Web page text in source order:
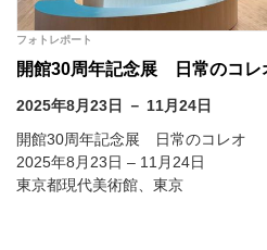
フォトレポート
開館30周年記念展 日常のコレ
2025年8月23日 － 11月24日
開館30周年記念展 日常のコレオ
2025年8月23日 – 11月24日
東京都現代美術館、東京